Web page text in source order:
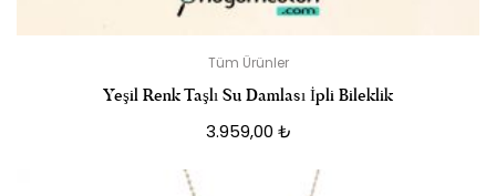
Tüm Ürünler
Yeşil Renk Taşlı Su Damlası İpli Bileklik
3.959,00 ₺